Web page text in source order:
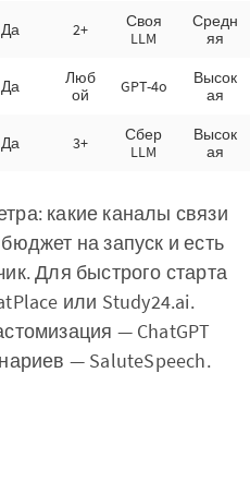
Да 2+
Своя
LLM
Средн
яя
Да
Люб
ой
GPT-4o
Высок
ая
Да 3+
Сбер
LLM
Высок
ая
какие каналы связи
на запуск и есть
Для быстрого старта
или Study24.ai.
— ChatGPT
— SaluteSpeech.